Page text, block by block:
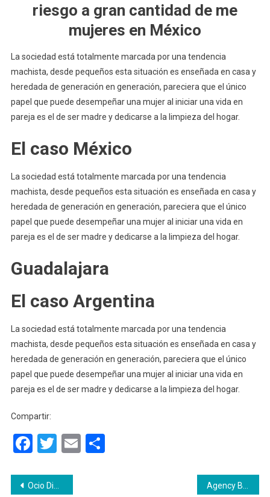
riesgo a gran cantidad de me
mujeres en México
La sociedad está totalmente marcada por una tendencia
machista, desde pequeños esta situación es enseñada en casa y
heredada de generación en generación, pareciera que el único
papel que puede desempeñar una mujer al iniciar una vida en
pareja es el de ser madre y dedicarse a la limpieza del hogar.
El caso México
La sociedad está totalmente marcada por una tendencia
machista, desde pequeños esta situación es enseñada en casa y
heredada de generación en generación, pareciera que el único
papel que puede desempeñar una mujer al iniciar una vida en
pareja es el de ser madre y dedicarse a la limpieza del hogar.
Guadalajara
El caso Argentina
La sociedad está totalmente marcada por una tendencia
machista, desde pequeños esta situación es enseñada en casa y
heredada de generación en generación, pareciera que el único
papel que puede desempeñar una mujer al iniciar una vida en
pareja es el de ser madre y dedicarse a la limpieza del hogar.
Compartir:
Facebook
Twitter
EmailCompartir
Navegación
Ocio Digital: Pasatiempo de los jóvenes en pandemia.